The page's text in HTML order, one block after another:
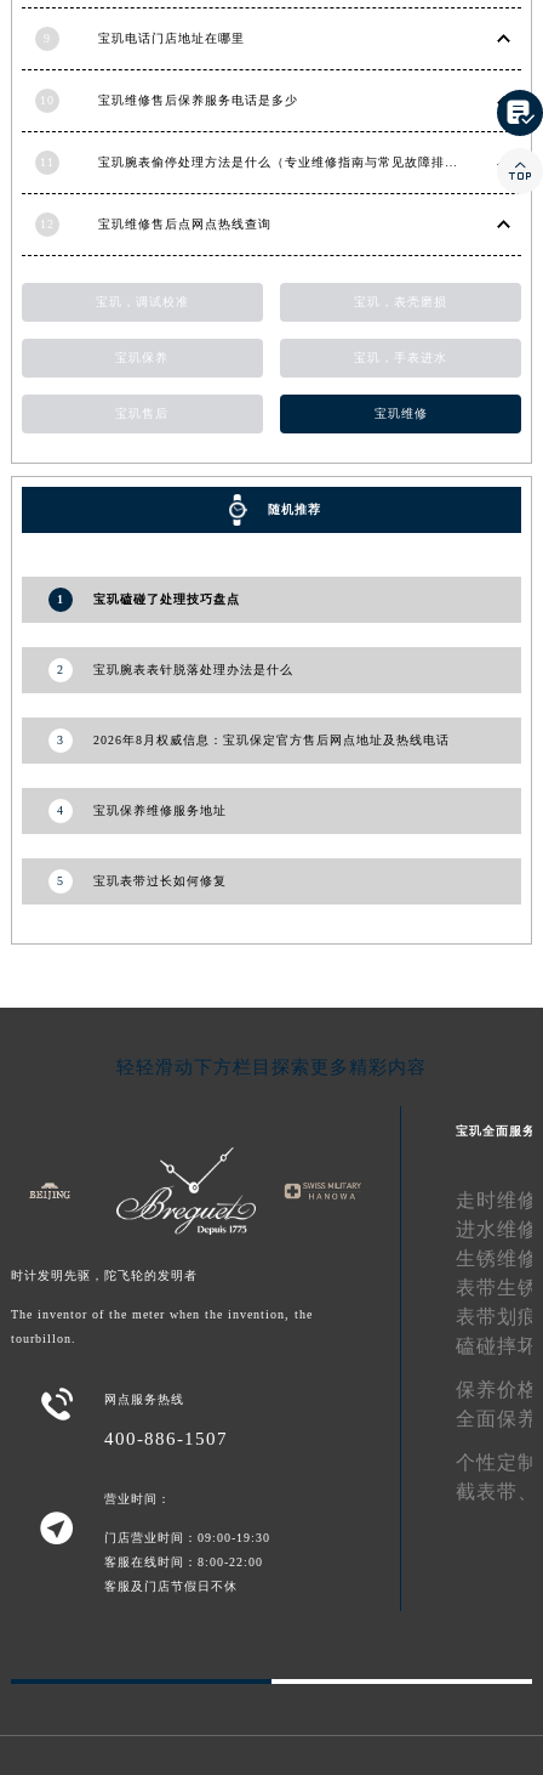
河南省三门峡市湖滨区和平路宝玑售后服务中心（需提前预约）
河南省商丘市梁园区神火大道宝玑售后服务中心（需提前预约）
河南省新乡市红旗区人民路宝玑售后服务中心（需提前预约）
湖北省鄂州市鄂城区文星大道宝玑售后服务中心（需提前预约）
湖北省黄冈市黄州区赤壁大道宝玑售后服务中心（需提前预约）
湖北省黄石市黄石港区武汉路宝玑售后服务中心（需提前预约）
湖北省荆州市荆州区荆中路宝玑售后服务中心（需提前预约）
湖北省十堰市茅箭区人民北路宝玑售后服务中心（需提前预约）
湖北省咸宁市咸安区长安大道宝玑售后服务中心（需提前预约）
湖北省孝感市孝南区复兴大道宝玑售后服务中心（需提前预约）
湖南省郴州市北湖区国庆北路宝玑售后服务中心（需提前预约）
湖南省怀化市鹤城区迎丰中路宝玑售后服务中心（需提前预约）
湖南省邵阳市双清区东风路宝玑售后服务中心（需提前预约）
甘肃省白银市白银区北京路宝玑售后服务中心（需提前预约）
甘肃省定西市安定区解放路宝玑售后服务中心（需提前预约）
甘肃省敦煌市沙州镇阳关中路宝玑售后服务中心（需提前预约）
甘肃省嘉峪关市雄关区新华中路宝玑售后服务中心（需提前预约）
甘肃省金昌市金川区北京路宝玑售后服务中心（需提前预约）
甘肃省酒泉市肃州区西大街宝玑售后服务中心（需提前预约）
甘肃省临夏市城南街道团结路宝玑售后服务中心（需提前预约）
甘肃省陇南市武都区人民路宝玑售后服务中心（需提前预约）
甘肃省平凉市崆峒区西大街宝玑售后服务中心（需提前预约）
甘肃省庆阳市西峰区南大街宝玑售后服务中心（需提前预约）
甘肃省天水市秦州区民主路宝玑售后服务中心（需提前预约）
甘肃省武威市凉州区迎宾路宝玑售后服务中心（需提前预约）
甘肃省张掖市甘州区民乐北路宝玑售后服务中心（需提前预约）
宁夏回族自治区银川市兴庆区新华东路97号新百中心C馆一层C1-18号商铺宝玑售后服务中心（需提前预约）
9 宝玑电话门店地址在哪里
10 宝玑维修售后保养服务电话是多少
11
12 宝玑维修售后点网点热线查询
宝玑，调试校准 宝玑，表壳磨损
宝玑保养 宝玑，手表进水
宝玑售后 宝玑维修
随机推荐
1 宝玑磕碰了处理技巧盘点
2 宝玑腕表表针脱落处理办法是什么
3 2026年8月权威信息：宝玑保定官方售后网点地址及热线电话
4 宝玑保养维修服务地址
5 宝玑表带过长如何修复
轻轻滑动下方栏目探索更多精彩内容
时计发明先驱，陀飞轮的发明者
The inventor of the meter when the invention, the
tourbillon.
 网点服务热线
400-886-1507

营业时间：
门店营业时间：09:00-19:30
客服在线时间：8:00-22:00
客服及门店节假日不休
宝玑全面服务
走时维修
进水维修
生锈维修
表带生锈
表带划痕
磕碰摔坏
保养价格
全面保养
个性定制
截表带、

